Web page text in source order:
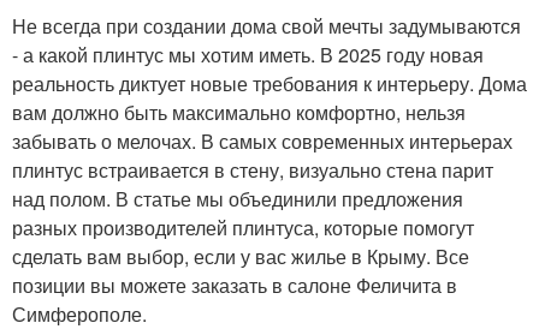
Не всегда при создании дома свой мечты задумываются
- а какой плинтус мы хотим иметь. В 2025 году новая
реальность диктует новые требования к интерьеру. Дома
вам должно быть максимально комфортно, нельзя
забывать о мелочах. В самых современных интерьерах
плинтус встраивается в стену, визуально стена парит
над полом. В статье мы объединили предложения
разных производителей плинтуса, которые помогут
сделать вам выбор, если у вас жилье в Крыму. Все
позиции вы можете заказать в салоне Феличита в
Симферополе.